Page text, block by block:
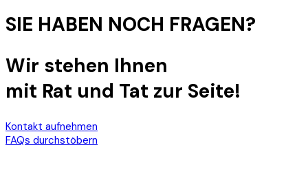
SIE HABEN NOCH FRAGEN?
Wir stehen Ihnen
mit Rat und Tat zur Seite!
Kontakt aufnehmen
FAQs durchstöbern